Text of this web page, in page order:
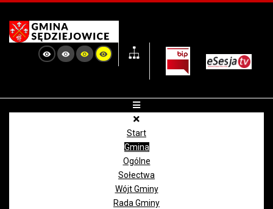
Start
Gmina
Ogólne
Sołectwa
Wójt Gminy
Rada Gminy